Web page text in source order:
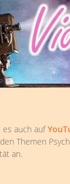
es auch auf
Themen
an.